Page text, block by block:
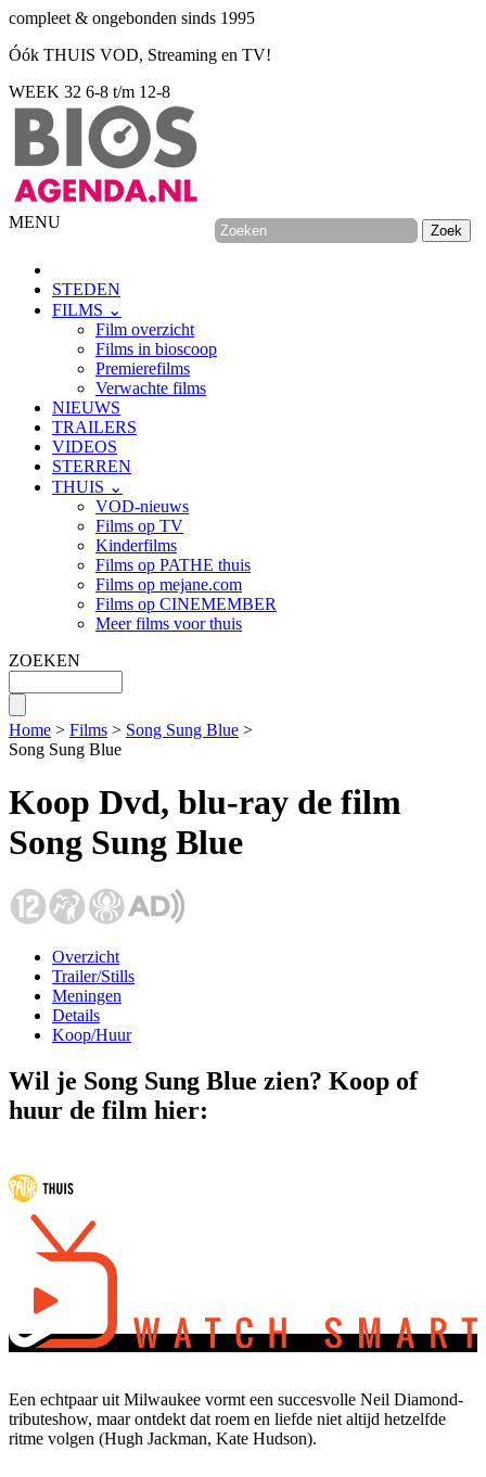
compleet & ongebonden sinds 1995
Óók THUIS VOD, Streaming en TV!
WEEK 32 6-8 t/m 12-8
MENU
STEDEN
FILMS ⌄
Film overzicht
Films in bioscoop
Premierefilms
Verwachte films
NIEUWS
TRAILERS
VIDEOS
STERREN
THUIS ⌄
VOD-nieuws
Films op TV
Kinderfilms
Films op PATHE thuis
Films op mejane.com
Films op CINEMEMBER
Meer films voor thuis
ZOEKEN
Home > Films > Song Sung Blue >
Song Sung Blue
Koop Dvd, blu-ray de film
Song Sung Blue
Overzicht
Trailer/Stills
Meningen
Details
Koop/Huur
Wil je Song Sung Blue zien? Koop of
huur de film hier:
Een echtpaar uit Milwaukee vormt een succesvolle Neil Diamond-
tributeshow, maar ontdekt dat roem en liefde niet altijd hetzelfde
ritme volgen (Hugh Jackman, Kate Hudson).